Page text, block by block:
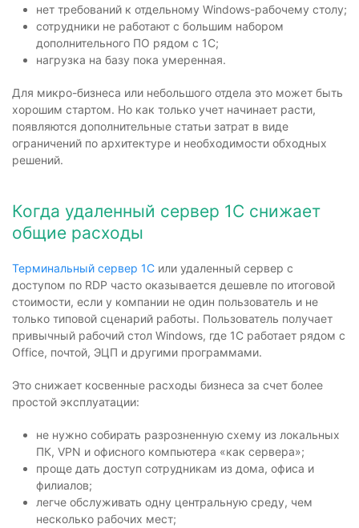
нет требований к отдельному Windows-рабочему столу;
сотрудники не работают с большим набором
дополнительного ПО рядом с 1С;
нагрузка на базу пока умеренная.
Для микро-бизнеса или небольшого отдела это может быть
хорошим стартом. Но как только учет начинает расти,
появляются дополнительные статьи затрат в виде
ограничений по архитектуре и необходимости обходных
решений.
Когда удаленный сервер 1С снижает
общие расходы
Терминальный сервер 1С или удаленный сервер с
доступом по RDP часто оказывается дешевле по итоговой
стоимости, если у компании не один пользователь и не
только типовой сценарий работы. Пользователь получает
привычный рабочий стол Windows, где 1С работает рядом с
Office, почтой, ЭЦП и другими программами.
Это снижает косвенные расходы бизнеса за счет более
простой эксплуатации:
не нужно собирать разрозненную схему из локальных
ПК, VPN и офисного компьютера «как сервера»;
проще дать доступ сотрудникам из дома, офиса и
филиалов;
легче обслуживать одну центральную среду, чем
несколько рабочих мест;